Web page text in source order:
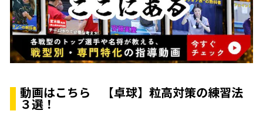
動画はこちら 【卓球】粒高対策の練習法
３選！